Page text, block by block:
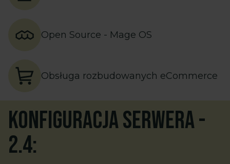
Open Source - Mage OS
Obsługa rozbudowanych eCommerce
Konfiguracja serwera-
2.4: